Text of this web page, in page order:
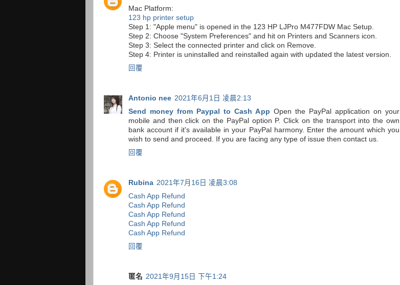
Mac Platform:
123 hp printer setup
Step 1: "Apple menu" is opened in the 123 HP LJPro M477FDW Mac Setup.
Step 2: Choose "System Preferences" and hit on Printers and Scanners icon.
Step 3: Select the connected printer and click on Remove.
Step 4: Printer is uninstalled and reinstalled again with updated the latest version.
回覆
Antonio nee 2021年6月1日 凌晨2:13
Send money from Paypal to Cash App Open the PayPal application on your
mobile and then click on the PayPal option P. Click on the transport into the own
bank account if it's available in your PayPal harmony. Enter the amount which you
wish to send and proceed. If you are facing any type of issue then contact us.
回覆
Rubina 2021年7月16日 凌晨3:08
Cash App Refund
Cash App Refund
Cash App Refund
Cash App Refund
Cash App Refund
回覆
匿名 2021年9月15日 下午1:24